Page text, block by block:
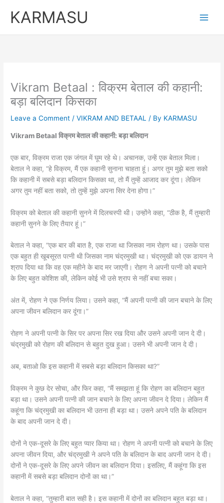
KARMASU
Vikram Betaal : विक्रम बेताल की कहानी:
बड़ा बलिदान किसका
Leave a Comment /VIKRAM AND BETAAL / By KARMASU
Vikram Betaal विक्रम बेताल की कहानी: बड़ा बलिदान
एक बार, विक्रम राजा एक जंगल में घूम रहे थे। अचानक, उन्हें एक बेताल मिला।
बेताल ने कहा, “हे विक्रम, मैं एक कहानी सुनाना चाहता हूं। अगर तुम मुझे बता सको
कि कहानी में सबसे बड़ा बलिदान किसका था, तो मैं तुम्हें आजाद कर दूंगा। लेकिन
अगर तुम नहीं बता सको, तो तुम्हें मुझे अपना सिर देना होगा।”
विक्रम को बेताल की कहानी सुनने में दिलचस्पी थी। उन्होंने कहा, “ठीक है, मैं तुम्हारी
कहानी सुनने के लिए तैयार हूं।”
बेताल ने कहा, “एक बार की बात है, एक राजा था जिसका नाम रोहण था। उसके पास
एक बहुत ही खूबसूरत पत्नी थी जिसका नाम चंद्रमुखी था। चंद्रमुखी को एक डायन ने
श्राप दिया था कि वह एक महीने के बाद मर जाएगी। रोहण ने अपनी पत्नी को बचाने
के लिए बहुत कोशिश की, लेकिन कोई भी उसे श्राप से नहीं बचा सका।
अंत में, रोहण ने एक निर्णय लिया। उसने कहा, “मैं अपनी पत्नी की जान बचाने के लिए
अपना जीवन बलिदान कर दूंगा।”
रोहण ने अपनी पत्नी के सिर पर अपना सिर रख दिया और उसने अपनी जान दे दी।
चंद्रमुखी को रोहण की बलिदान से बहुत दुख हुआ। उसने भी अपनी जान दे दी।
अब, बताओ कि इस कहानी में सबसे बड़ा बलिदान किसका था?”
विक्रम ने कुछ देर सोचा, और फिर कहा, “मैं समझता हूं कि रोहण का बलिदान बहुत
बड़ा था। उसने अपनी पत्नी की जान बचाने के लिए अपना जीवन दे दिया। लेकिन मैं
कहूंगा कि चंद्रमुखी का बलिदान भी उतना ही बड़ा था। उसने अपने पति के बलिदान
के बाद अपनी जान दे दी।
दोनों ने एक-दूसरे के लिए बहुत प्यार किया था। रोहण ने अपनी पत्नी को बचाने के लिए
अपना जीवन दिया, और चंद्रमुखी ने अपने पति के बलिदान के बाद अपनी जान दे दी।
दोनों ने एक-दूसरे के लिए अपने जीवन का बलिदान दिया। इसलिए, मैं कहूंगा कि इस
कहानी में सबसे बड़ा बलिदान दोनों का था।”
बेताल ने कहा, “तुम्हारी बात सही है। इस कहानी में दोनों का बलिदान बहुत बड़ा था।